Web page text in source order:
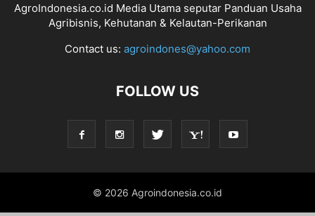
AgroIndonesia.co.id Media Utama seputar Panduan Usaha
Agribisnis, Kehutanan & Kelautan-Perikanan
Contact us: agroindones@yahoo.com
FOLLOW US
© 2026 Agroindonesia.co.id